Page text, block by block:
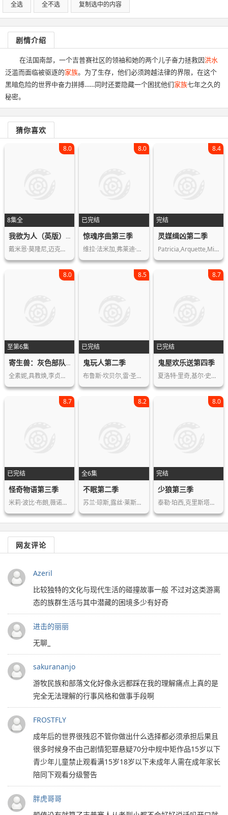
全选 全不选 复制选中的内容
剧情介绍
在法国南部，一个吉普赛社区的领袖和她的两个儿子奋力拯救因洪水
泛滥而面临被驱逐的家族。为了生存，他们必须跨越法律的界限，在这个
黑暗危险的世界中奋力拼搏……同时还要隐藏一个困扰他们家族七年之久的
秘密。
猜你喜欢
8集全
8.0
我欲为人（英版）第四季
戴米恩·莫隆尼,迈克尔·索恰,勒诺拉·…
已完结
8.0
惊魂序曲第三季
维拉·法米加,弗莱迪·海默,内斯特·卡…
完结
8.4
灵媒缉凶第二季
Patricia,Arquette,Miguel,Sandoval
至第6集
8.0
寄生兽：灰色部队第一季
全素妮,具教焕,李贞贤,权海骁,金仁权,…
已完结
8.5
鬼玩人第二季
布鲁斯·坎贝尔,雷·圣蒂亚戈,达娜·德…
已完结
8.7
鬼屋欢乐送第四季
夏洛特·里奇,基尔·史密斯·拜诺,马修…
已完结
8.7
怪奇物语第三季
米莉·波比·布朗,薇诺娜·瑞德,大卫·…
全6集
8.2
不眠第二季
苏兰·琼斯,露丝·莱斯利,加里·刘易斯…
完结
8.0
少狼第三季
泰勒·珀西,克里斯塔尔·里德,迪伦·奥…
网友评论
Azeril
比较独特的文化与现代生活的碰撞故事一般 不过对这类游离
态的族群生活与其中潜藏的困境多少有好奇
进击的丽丽
无聊_
sakurananjo
游牧民族和部落文化好像永远都踩在我的理解痛点上️真的是
完全无法理解的行事风格和做事手段啊
FROSTFLY
成年后的世界很残忍不管你做出什么选择都必须承担后果且
很多时候身不由己剧情犯罪悬疑70分中规中矩作品15岁以下
青少年儿童禁止观看满15岁18岁以下未成年人需在成年家长
陪同下观看分级警告
胖虎哥哥